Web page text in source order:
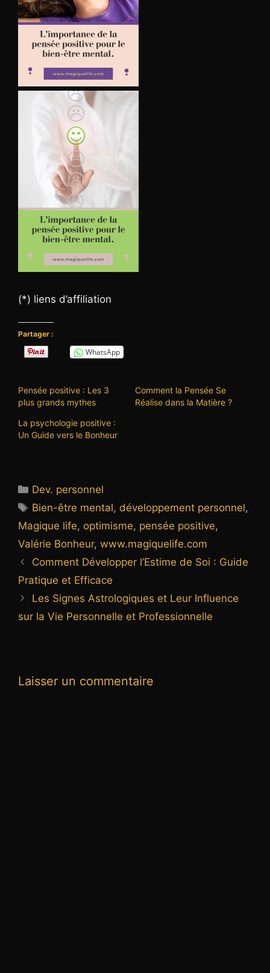
(*) liens d’affiliation
Partager :
WhatsApp
Pensée positive : Les 3
plus grands mythes
Comment la Pensée Se
Réalise dans la Matière ?
La psychologie positive :
Un Guide vers le Bonheur
Catégories
Dev. personnel
Étiquettes
Bien-être mental, développement personnel,
Magique life, optimisme, pensée positive,
Valérie Bonheur, www.magiquelife.com
Comment Développer l’Estime de Soi : Guide
Pratique et Efficace
Les Signes Astrologiques et Leur Influence
sur la Vie Personnelle et Professionnelle
Laisser un commentaire